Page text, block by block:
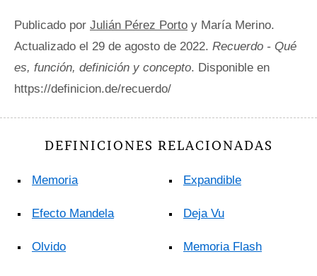
Publicado por Julián Pérez Porto y María Merino.
Actualizado el 29 de agosto de 2022. Recuerdo - Qué
es, función, definición y concepto. Disponible en
https://definicion.de/recuerdo/
DEFINICIONES RELACIONADAS
Memoria
Efecto Mandela
Olvido
Expandible
Deja Vu
Memoria Flash